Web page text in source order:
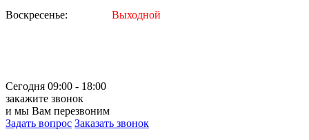
Воскресенье:
Выходной
Сегодня 09:00 - 18:00
закажите звонок
и мы Вам перезвоним
Задать вопрос Заказать звонок